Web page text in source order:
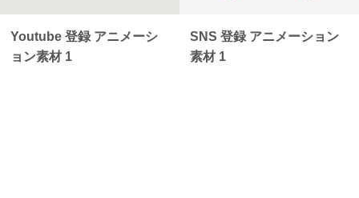
Youtube 登録 アニメーシ
ョン素材 1
SNS 登録 アニメーション
素材 1